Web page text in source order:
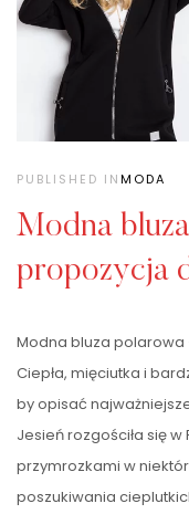
PUBLISHED INMODA
Modna
propozycja
Modna bluza polarowa
Ciepła, mięciutka i
by opisać
Jesień rozgościła się
przymrozkami w
poszukiwania